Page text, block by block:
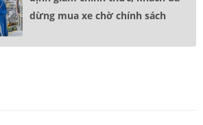
dừng mua xe chờ chính sách